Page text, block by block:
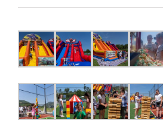
PETRECEREA
2024